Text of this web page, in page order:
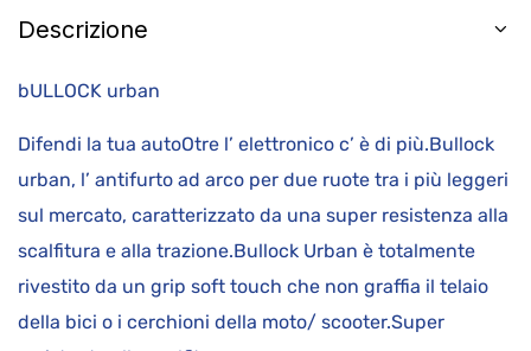
Descrizione
bULLOCK urban
Difendi la tua autoOtre l’ elettronico c’ è di più.Bullock
urban, l’ antifurto ad arco per due ruote tra i più leggeri
sul mercato, caratterizzato da una super resistenza alla
scalfitura e alla trazione.Bullock Urban è totalmente
rivestito da un grip soft touch che non graffia il telaio
della bici o i cerchioni della moto/ scooter.Super